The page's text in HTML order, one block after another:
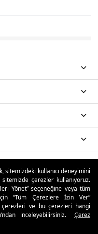
sitemizdeki kullanıcı deneyimini
çerezler kullanıyoruz.
Yönet” seçeneğine veya tüm
“Tüm Çerezlere İzin Ver”
çerezleri ve bu çerezleri hangi
inceleyebilirsiniz.
Çerez